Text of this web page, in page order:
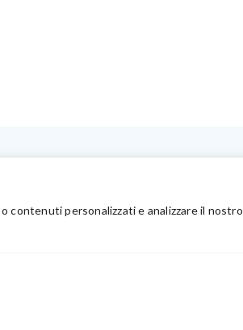
contenuti personalizzati e analizzare il nostro